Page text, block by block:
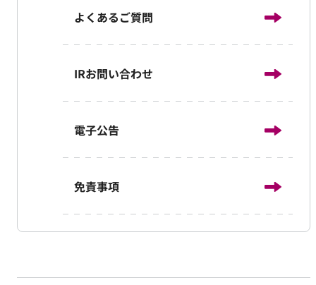
よくあるご質問
IRお問い合わせ
電子公告
免責事項